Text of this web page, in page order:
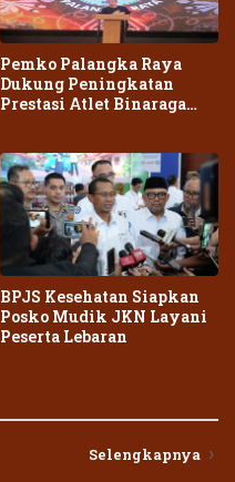
Pemko Palangka Raya
Dukung Peningkatan
Prestasi Atlet Binaraga
BPJS Kesehatan Siapkan
Posko Mudik JKN Layani
Peserta Lebaran
Selengkapnya